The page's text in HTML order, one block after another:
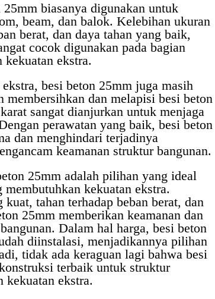
biasanya digunakan untuk
beam, dan balok. Kelebihan ukuran
berat, dan daya tahan yang baik,
cocok digunakan pada bagian
ekstra.
besi beton 25mm juga masih
membersihkan dan melapisi besi beton
sangat dianjurkan untuk menjaga
perawatan yang baik, besi beton
dan menghindari terjadinya
keamanan struktur bangunan.
25mm adalah pilihan yang ideal
kekuatan ekstra.
tahan terhadap beban berat, dan
25mm memberikan keamanan dan
Dalam hal harga, besi beton
diinstalasi, menjadikannya pilihan
tidak ada keraguan lagi bahwa besi
terbaik untuk struktur
kekuatan ekstra.